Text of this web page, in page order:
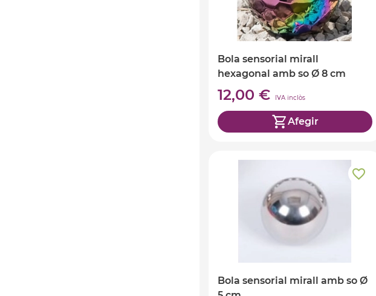
Bola sensorial mirall
hexagonal amb so Ø 8 cm
12,00 € IVA inclòs
Afegir
Bola sensorial mirall amb so Ø